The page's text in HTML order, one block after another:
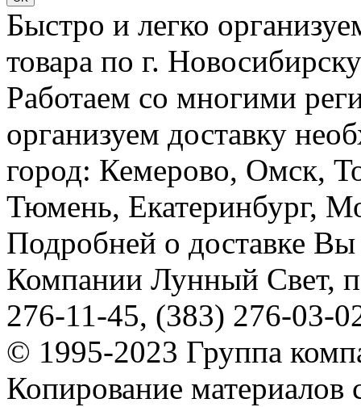
Быстро и легко
товара по г.
Работаем со многими
организуем доставку
город: Кемерово, Омск,
Тюмень, Екатеринбург,
Подробней о доставке
Компании Лунный Свет,
276-11-45, (383) 276-03-
© 1995-2023 Группа
Копирование материалов